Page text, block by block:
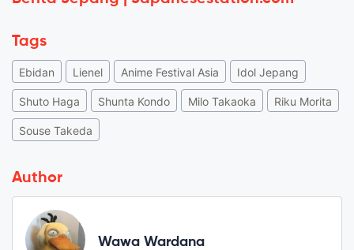
Tags
Ebidan Lienel Anime Festival Asia Idol Jepang
Shuto Haga Shunta Kondo Milo Takaoka Riku Morita
Souse Takeda
Author
Wawa Wardana